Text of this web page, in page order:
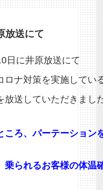
放送にて
日に井原放送にて
ロナ対策を実施してい
放送していただきまし
ころ、パーテーション
乗られるお客様の体温